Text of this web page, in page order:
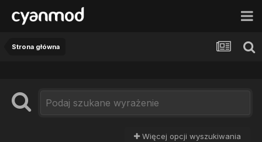
Strona główna
Więcej opcji wyszukiwania